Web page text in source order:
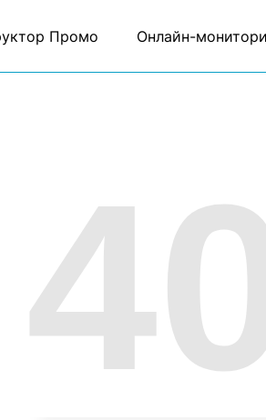
Промо Онлайн-